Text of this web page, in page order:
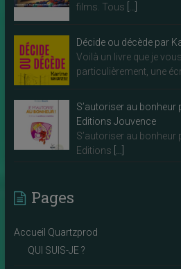
films. Tous
Décide ou décède par
Voilà un livre que je
particulièrement, une
S’autoriser au bonheur
Editions Jouvence
S’autoriser au bonheur
Editions
Pages
Accueil Quartzprod
QUI SUIS-JE ?